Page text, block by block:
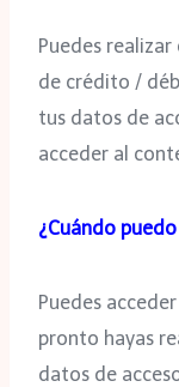
Puedes
de crédito /
tus datos de
acceder al
¿Cuándo
Puedes
pronto hayas
datos de